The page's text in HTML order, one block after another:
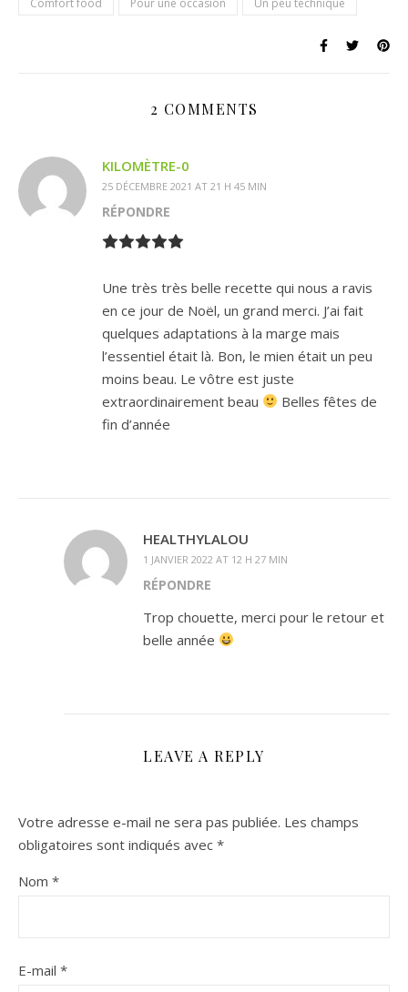
2 COMMENTS
KILOMÈTRE-0
25 DÉCEMBRE 2021 AT 21 H 45 MIN
RÉPONDRE
Une très très belle recette qui nous a ravis
en ce jour de Noël, un grand merci. J’ai fait
quelques adaptations à la marge mais
l’essentiel était là. Bon, le mien était un peu
moins beau. Le vôtre est juste
extraordinairement beau
Belles fêtes de
fin d’année
HEALTHYLALOU
1 JANVIER 2022 AT 12 H 27 MIN
RÉPONDRE
Trop chouette, merci pour le retour et
belle année
LEAVE A REPLY
Votre adresse e-mail ne sera pas publiée. Les champs
obligatoires sont indiqués avec *
Nom *
E-mail *